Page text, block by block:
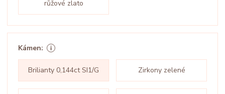
růžové zlato
Kámen:
Brilianty 0,144ct SI1/G Zirkony zelené